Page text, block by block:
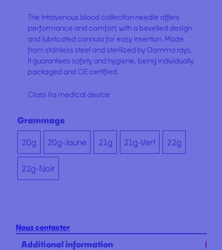
The intravenous blood collection needle offers
performance and comfort, with a bevelled design
and lubricated cannula for easy insertion. Made
from stainless steel and sterilized by Gamma rays,
it guarantees safety and hygiene, being individually
packaged and CE certified.
Class IIa medical device
Grammage
20g 20g-Jaune 21g 21g-Vert 22g
22g-Noir
Nous contacter
Additional information